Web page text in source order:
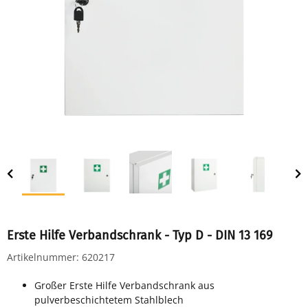
Erste Hilfe Verbandschrank - Typ D - DIN 13 169
Artikelnummer: 620217
Großer Erste Hilfe Verbandschrank aus
pulverbeschichtetem Stahlblech